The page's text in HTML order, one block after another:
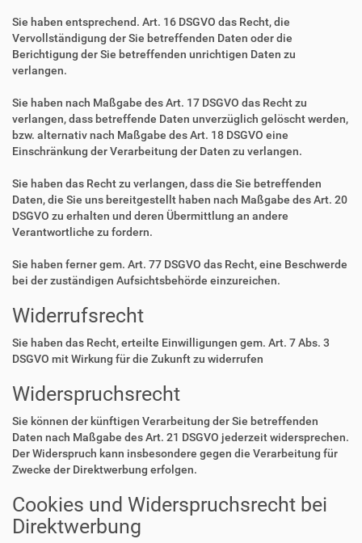
Sie haben entsprechend. Art. 16 DSGVO das Recht, die
Vervollständigung der Sie betreffenden Daten oder die
Berichtigung der Sie betreffenden unrichtigen Daten zu
verlangen.
Sie haben nach Maßgabe des Art. 17 DSGVO das Recht zu
verlangen, dass betreffende Daten unverzüglich gelöscht werden,
bzw. alternativ nach Maßgabe des Art. 18 DSGVO eine
Einschränkung der Verarbeitung der Daten zu verlangen.
Sie haben das Recht zu verlangen, dass die Sie betreffenden
Daten, die Sie uns bereitgestellt haben nach Maßgabe des Art. 20
DSGVO zu erhalten und deren Übermittlung an andere
Verantwortliche zu fordern.
Sie haben ferner gem. Art. 77 DSGVO das Recht, eine Beschwerde
bei der zuständigen Aufsichtsbehörde einzureichen.
Widerrufsrecht
Sie haben das Recht, erteilte Einwilligungen gem. Art. 7 Abs. 3
DSGVO mit Wirkung für die Zukunft zu widerrufen
Widerspruchsrecht
Sie können der künftigen Verarbeitung der Sie betreffenden
Daten nach Maßgabe des Art. 21 DSGVO jederzeit widersprechen.
Der Widerspruch kann insbesondere gegen die Verarbeitung für
Zwecke der Direktwerbung erfolgen.
Cookies und Widerspruchsrecht bei
Direktwerbung